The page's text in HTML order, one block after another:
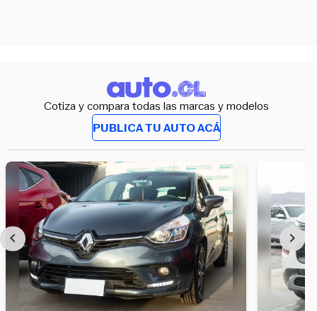
Cotiza y compara todas las marcas y modelos
PUBLICA TU AUTO ACÁ